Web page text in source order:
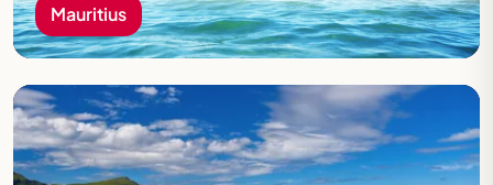
Mauritius
Nordkap & Lofoten